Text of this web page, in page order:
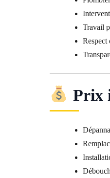
Travail
Respect
Prix